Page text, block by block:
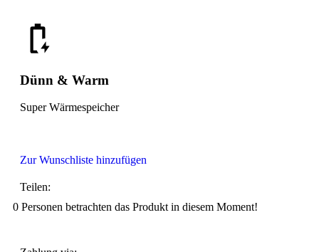
Dünn & Warm
Super Wärmespeicher
Zur Wunschliste hinzufügen
Teilen:
0 Personen betrachten das Produkt in diesem Moment!